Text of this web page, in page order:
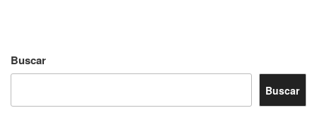
Buscar
Buscar